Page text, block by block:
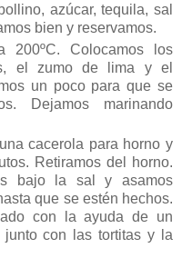
azúcar, tequila, sal
bien y reservamos.
200ºC. Colocamos los
el zumo de lima y el
un poco para que se
Dejamos marinando
cacerola para horno y
Retiramos del horno.
bajo la sal y asamos
que se estén hechos.
con la ayuda de un
con las tortitas y la